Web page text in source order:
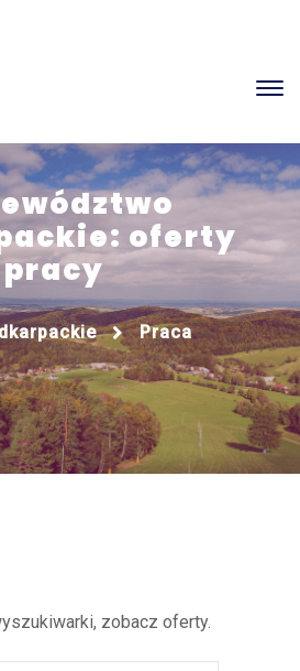
oferty
pracy
Praca
zobacz oferty.